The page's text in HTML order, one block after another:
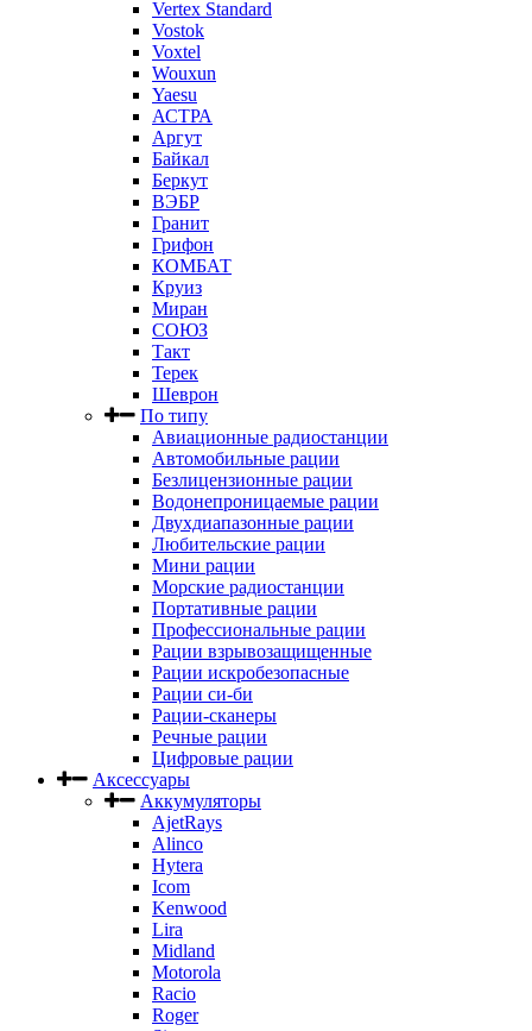
Vertex Standard
Vostok
Voxtel
Wouxun
Yaesu
АСТРА
Аргут
Байкал
Беркут
ВЭБР
Гранит
Грифон
КОМБАТ
Круиз
Миран
СОЮЗ
Такт
Терек
Шеврон
По типу
Авиационные радиостанции
Автомобильные рации
Безлицензионные рации
Водонепроницаемые рации
Двухдиапазонные рации
Любительские рации
Мини рации
Морские радиостанции
Портативные рации
Профессиональные рации
Рации взрывозащищенные
Рации искробезопасные
Рации си-би
Рации-сканеры
Речные рации
Цифровые рации
Аксессуары
Аккумуляторы
AjetRays
Alinco
Hytera
Icom
Kenwood
Lira
Midland
Motorola
Racio
Roger